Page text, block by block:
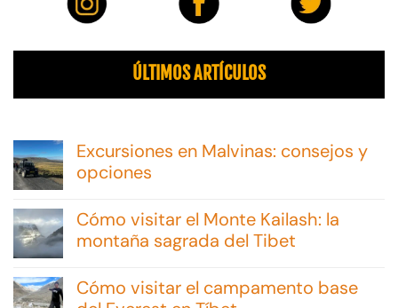
ÚLTIMOS ARTÍCULOS
Excursiones en Malvinas: consejos y
opciones
hay
comentarios
en
Excursiones
Malvinas:
consejos
Cómo visitar el Monte Kailash: la
montaña sagrada del Tibet
hay
comentarios
en
Cómo visitar el campamento base